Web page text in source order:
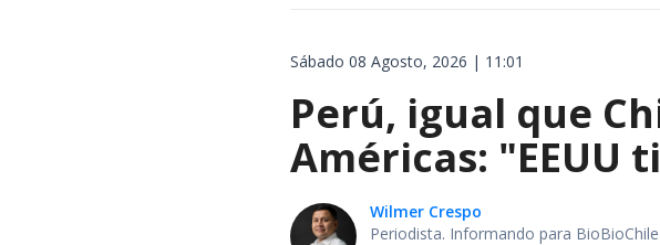
Sábado 08 Agosto, 2026 | 11:01
Perú, igual que
Américas: "EEUU
Wilmer Crespo
Periodista. Informando para